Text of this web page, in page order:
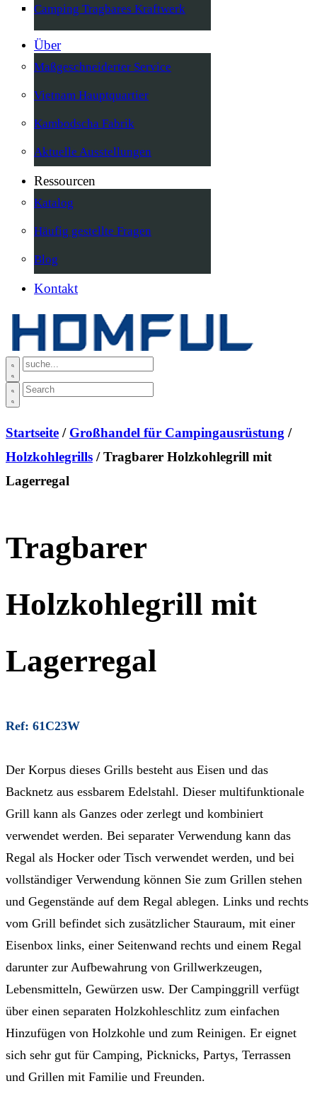
Camping Tragbares Kraftwerk
Über
Maßgeschneiderter Service
Vietnam Hauptquartier
Kambodscha Fabrik
Aktuelle Ausstellungen
Ressourcen
Katalog
Häufig gestellte Fragen
Blog
Kontakt
Startseite / Großhandel für Campingausrüstung /
Holzkohlegrills / Tragbarer Holzkohlegrill mit
Lagerregal
Tragbarer
Holzkohlegrill mit
Lagerregal
Ref: 61C23W
Der Korpus dieses Grills besteht aus Eisen und das
Backnetz aus essbarem Edelstahl. Dieser multifunktionale
Grill kann als Ganzes oder zerlegt und kombiniert
verwendet werden. Bei separater Verwendung kann das
Regal als Hocker oder Tisch verwendet werden, und bei
vollständiger Verwendung können Sie zum Grillen stehen
und Gegenstände auf dem Regal ablegen. Links und rechts
vom Grill befindet sich zusätzlicher Stauraum, mit einer
Eisenbox links, einer Seitenwand rechts und einem Regal
darunter zur Aufbewahrung von Grillwerkzeugen,
Lebensmitteln, Gewürzen usw. Der Campinggrill verfügt
über einen separaten Holzkohleschlitz zum einfachen
Hinzufügen von Holzkohle und zum Reinigen. Er eignet
sich sehr gut für Camping, Picknicks, Partys, Terrassen
und Grillen mit Familie und Freunden.